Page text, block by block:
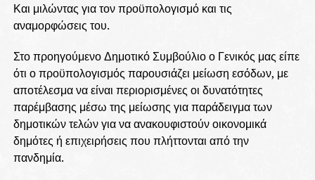
Και μιλώντας για τον προϋπολογισμό και τις
αναμορφώσεις του.
Στο προηγούμενο Δημοτικό Συμβούλιο ο Γενικός μας είπε
ότι ο προϋπολογισμός παρουσιάζει μείωση εσόδων, με
αποτέλεσμα να είναι περιορισμένες οι δυνατότητες
παρέμβασης μέσω της μείωσης για παράδειγμα των
δημοτικών τελών για να ανακουφιστούν οικονομικά
δημότες ή επιχειρήσεις που πλήττονται από την
πανδημία.